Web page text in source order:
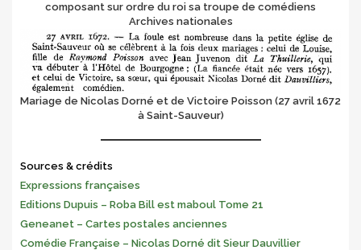
composant sur ordre du roi sa troupe de comédiens
Archives nationales
Mariage de Nicolas Dorné et de Victoire Poisson (27 avril 1672
à Saint-Sauveur)
Sources & crédits
Expressions françaises
Editions Dupuis – Roba Bill est maboul Tome 21
Geneanet – Cartes postales anciennes
Comédie Française – Nicolas Dorné dit Sieur Dauvillier